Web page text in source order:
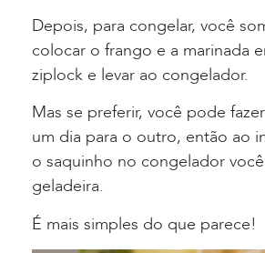
Depois, para congelar, você
colocar o frango e a marinada
ziplock e levar ao congelador.
Mas se preferir, você pode
um dia para o outro, então ao
o saquinho no congelador
geladeira.
É mais simples do que parece!